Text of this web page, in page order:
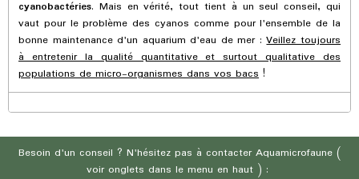
cyanobactéries. Mais en vérité, tout tient à un seul conseil, qui
vaut pour le problème des cyanos comme pour l'ensemble de la
bonne maintenance d'un aquarium d'eau de mer :Veillez toujours
à entretenir la qualité quantitative et surtout qualitative des
populations de micro-organismes dans vos bacs !
Besoin d'un conseil ? N'hésitez pas à contacter Aquamicrofaune (
voir onglets dans le menu en haut ) :